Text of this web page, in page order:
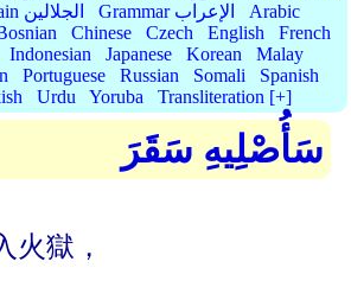
AlJalalain الجلالين Grammar الإعراب
Arabic
Chinese Czech English
French
Indonesian Japanese Korean
Malay
Portuguese Russian Somali
Spanish
Urdu Yoruba Transliteration [+]
سَأُصْلِيهِ سَقَرَ
火獄，